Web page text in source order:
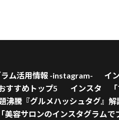
ム活用情報 -instagram- イ
すすめトップ5
インスタ 「
沸騰『グルメハッシュタグ』解
「美容サロンのインスタグラム